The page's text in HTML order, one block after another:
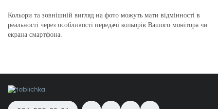
Кольори та зовнішній вигляд на фото можуть мати відмінності в
реальності через особливості передачі кольорів Вашого монітора чи
екрана смартфона.